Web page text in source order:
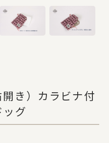
き）カラビナ付
グ